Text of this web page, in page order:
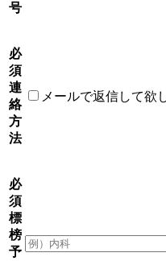
号
必
須
連
絡
方
法
メールで返信して欲
必
須
標
榜
予